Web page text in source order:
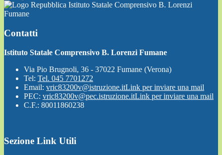
Istituto Statale Comprensivo B. Lorenzi
Fumane
Contatti
Istituto Statale Comprensivo B. Lorenzi Fumane
Via Pio Brugnoli, 36 - 37022 Fumane (Verona)
Tel: Tel. 045 7701272
Email: vric83200v@istruzione.itLink per inviare una mail
PEC: vric83200v@pec.istruzione.itLink per inviare una mail
C.F.: 80011860238
Sezione Link Utili